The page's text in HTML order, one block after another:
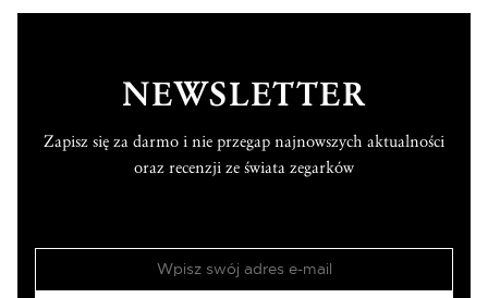
NEWSLETTER
Zapisz się za darmo i nie przegap najnowszych aktualności
oraz recenzji ze świata zegarków